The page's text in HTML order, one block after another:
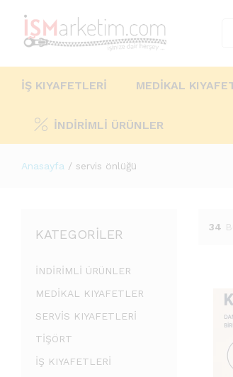
İŞ KIYAFETLERİ MEDİKAL
İNDİRİMLİ ÜRÜNLER
Anasayfa / servis önlüğü
34
KATEGORILER
İNDİRİMLİ ÜRÜNLER
MEDİKAL KIYAFETLER
SERVİS KIYAFETLERİ
TİŞÖRT
İŞ KIYAFETLERİ